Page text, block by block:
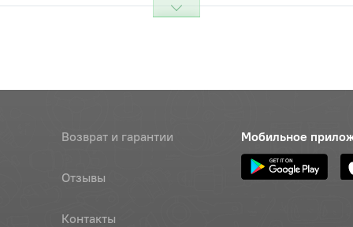
1221 длинный, ОАО "МТЗ" Наличие
Цена
Обратитесь к
консультанту
1,6-О-С (L=200мм)
Возврат и гарантии
Отзывы
Контакты
Мобильное